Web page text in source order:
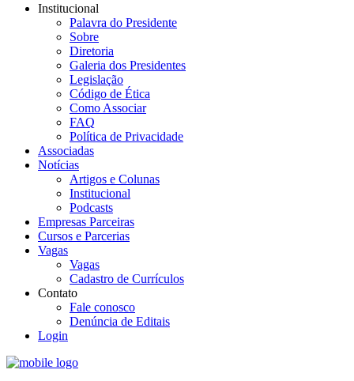
Institucional
Palavra do Presidente
Sobre
Diretoria
Galeria dos Presidentes
Legislação
Código de Ética
Como Associar
FAQ
Política de Privacidade
Associadas
Notícias
Artigos e Colunas
Institucional
Podcasts
Empresas Parceiras
Cursos e Parcerias
Vagas
Vagas
Cadastro de Currículos
Contato
Fale conosco
Denúncia de Editais
Login